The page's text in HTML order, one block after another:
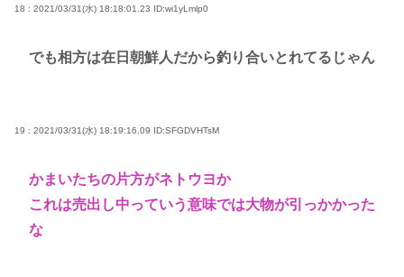
18 : 2021/03/31(水) 18:18:01.23 ID:wi1yLmlp0
でも相方は在日朝鮮人だから釣り合いとれてるじゃん
19 : 2021/03/31(水) 18:19:16.09 ID:SFGDVHTsM
かまいたちの片方がネトウヨか
これは売出し中っていう意味では大物が引っかかった
な